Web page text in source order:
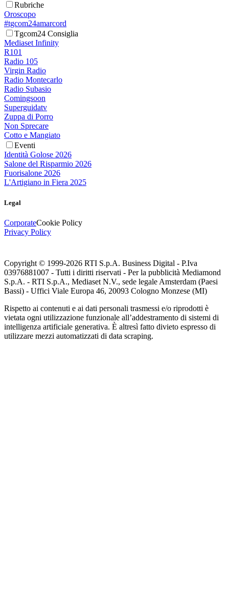
Rubriche
Oroscopo
#tgcom24amarcord
Tgcom24 Consiglia
Mediaset Infinity
R101
Radio 105
Virgin Radio
Radio Montecarlo
Radio Subasio
Comingsoon
Superguidatv
Zuppa di Porro
Non Sprecare
Cotto e Mangiato
Eventi
Identità Golose 2026
Salone del Risparmio 2026
Fuorisalone 2026
L'Artigiano in Fiera 2025
Legal
CorporateCookie Policy
Privacy Policy
Copyright © 1999-2026 RTI S.p.A. Business Digital - P.Iva
03976881007 - Tutti i diritti riservati - Per la pubblicità Mediamond
S.p.A. - RTI S.p.A., Mediaset N.V., sede legale Amsterdam (Paesi
Bassi) - Uffici Viale Europa 46, 20093 Cologno Monzese (MI)
Rispetto ai contenuti e ai dati personali trasmessi e/o riprodotti è
vietata ogni utilizzazione funzionale all’addestramento di sistemi di
intelligenza artificiale generativa. È altresì fatto divieto espresso di
utilizzare mezzi automatizzati di data scraping.